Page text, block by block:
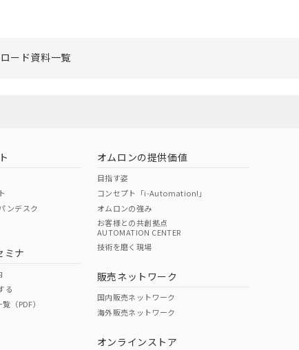
ード資料一覧
ンデスク
ミナ
る
（PDF）
オムロンの提供価値
目指す姿
コンセプト「i-Automation!」
オムロンの強み
お客様との共創拠点
AUTOMATION CENTER
技術を磨く現場
販売ネットワーク
国内販売ネットワーク
海外販売ネットワーク
オンラインストア